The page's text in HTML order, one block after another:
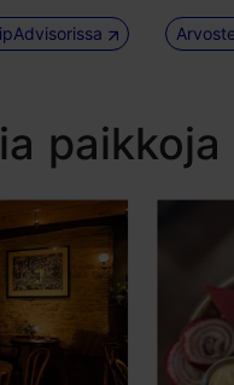
paikkoja